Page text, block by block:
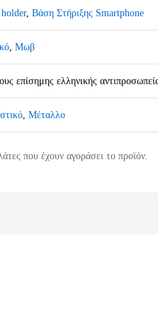
, Βάση Στήριξης Smartphone
, Μωβ
επίσημης ελληνικής
, Μέταλλο
που έχουν αγοράσει το προϊόν.